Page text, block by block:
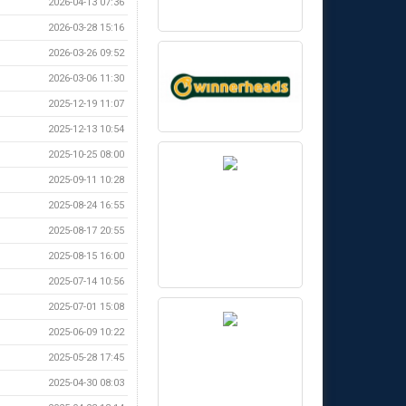
2026-03-28 15:16
2026-03-26 09:52
2026-03-06 11:30
2025-12-19 11:07
2025-12-13 10:54
2025-10-25 08:00
2025-09-11 10:28
2025-08-24 16:55
2025-08-17 20:55
2025-08-15 16:00
2025-07-14 10:56
2025-07-01 15:08
2025-06-09 10:22
2025-05-28 17:45
2025-04-30 08:03